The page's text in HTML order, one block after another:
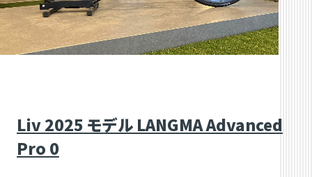
Liv 2025 モデル LANGMA Advanced
Pro 0